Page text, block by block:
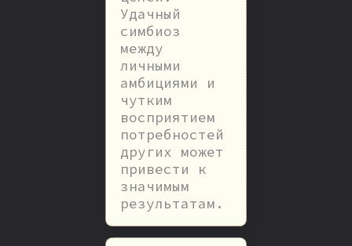
Удачный
симбиоз
между
личными
амбициями и
чутким
восприятием
потребностей
других может
привести к
значимым
результатам.